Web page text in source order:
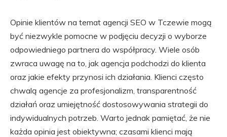
Opinie klientów na temat agencji SEO w Tczewie mogą
być niezwykle pomocne w podjęciu decyzji o wyborze
odpowiedniego partnera do współpracy. Wiele osób
zwraca uwagę na to, jak agencja podchodzi do klienta
oraz jakie efekty przynosi ich działania. Klienci często
chwalą agencje za profesjonalizm, transparentność
działań oraz umiejętność dostosowywania strategii do
indywidualnych potrzeb. Warto jednak pamiętać, że nie
każda opinia jest obiektywna; czasami klienci mają